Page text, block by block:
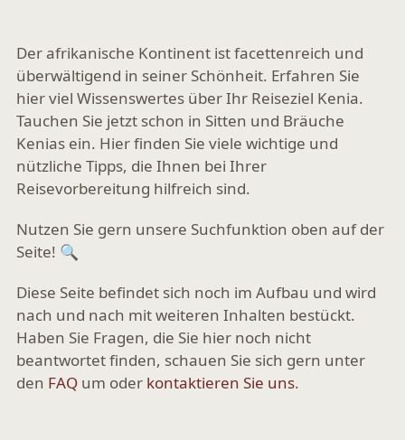
Der afrikanische Kontinent ist facettenreich und
überwältigend in seiner Schönheit. Erfahren Sie
hier viel Wissenswertes über Ihr Reiseziel Kenia.
Tauchen Sie jetzt schon in Sitten und Bräuche
Kenias ein. Hier finden Sie viele wichtige und
nützliche Tipps, die Ihnen bei Ihrer
Reisevorbereitung hilfreich sind.
Nutzen Sie gern unsere Suchfunktion oben auf der
Seite! 🔍
Diese Seite befindet sich noch im Aufbau und wird
nach und nach mit weiteren Inhalten bestückt.
Haben Sie Fragen, die Sie hier noch nicht
beantwortet finden, schauen Sie sich gern unter
den FAQ um oder kontaktieren Sie uns.